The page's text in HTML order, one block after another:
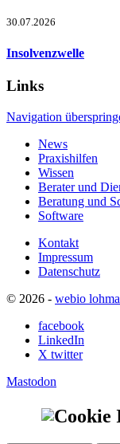
30.07.2026
Insolvenzwelle
Links
Navigation
News
Praxishilfen
Wissen
Berater und
Beratung und
Software
Kontakt
Impressum
Datenschutz
© 2026 - webio
facebook
LinkedIn
X twitter
Mastodon